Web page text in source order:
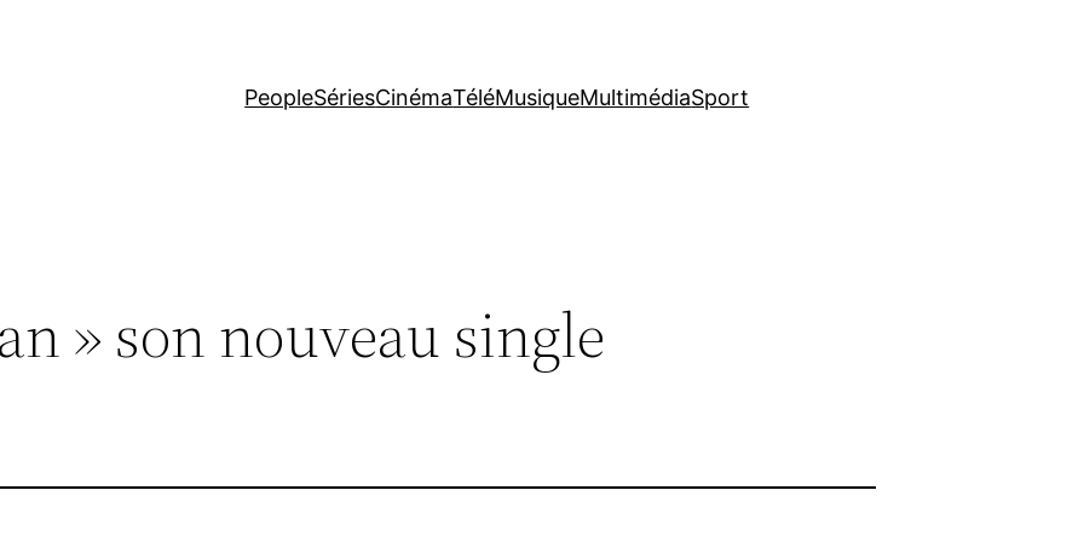
PeopleSériesCinémaTéléMusiqueMultimédiaSport
» son nouveau single